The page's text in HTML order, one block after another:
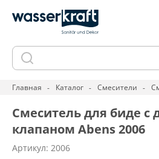
Главная Каталог Смесители
Смеситель для биде с
клапаном Abens 2006
Артикул: 2006